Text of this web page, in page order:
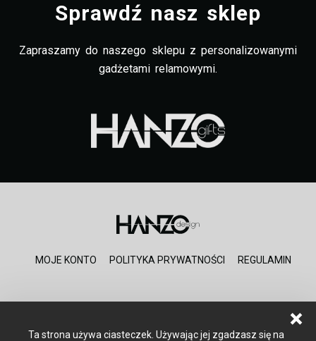
Sprawdź nasz sklep
Zapraszamy do naszego sklepu z personalizowanymi
gadżetami relamowymi.
MOJE KONTO POLITYKA PRYWATNOŚCI REGULAMIN
Ta strona używa ciasteczek. Używając jej zgadzasz się na